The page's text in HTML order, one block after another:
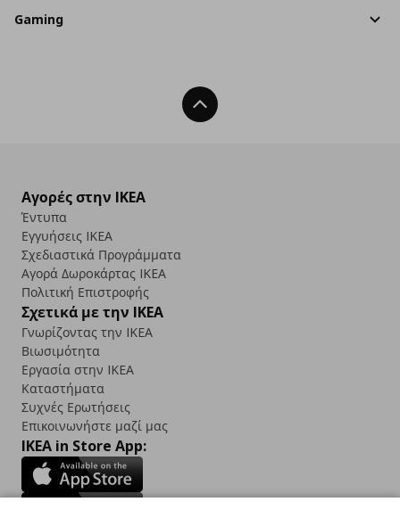
Gaming
Back To Top
Αγορές στην IKEA
Έντυπα
Εγγυήσεις IKEA
Σχεδιαστικά Προγράμματα
Αγορά Δωρoκάρτας IKEA
Πολιτική Επιστροφής
Σχετικά με την IKEA
Γνωρίζοντας την IKEA
Βιωσιμότητα
Εργασία στην IKEA
Καταστήματα
Συχνές Ερωτήσεις
Επικοινωνήστε μαζί μας
IKEA in Store App: